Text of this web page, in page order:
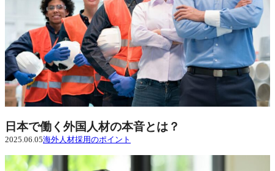
日本で働く外国人材の本音とは？
2025.06.05海外人材採用のポイント